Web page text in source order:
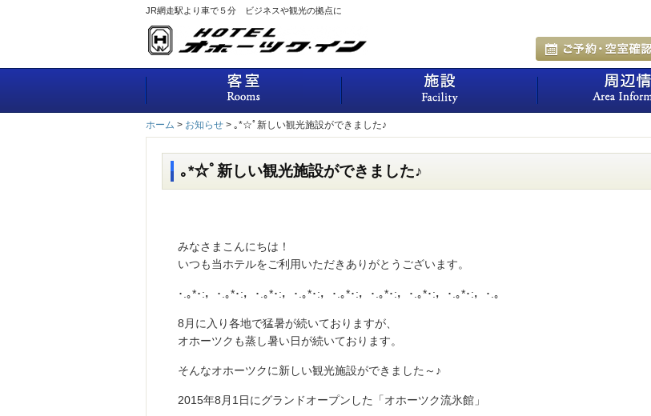
JR網走駅より車で５分 ビジネスや観光の拠点に
客室 施設
ホーム > お知らせ > ｡*☆ﾟ新しい観光施設ができました♪
｡*☆ﾟ新しい観光施設ができました♪
みなさまこんにちは！
いつも当ホテルをご利用いただきありがとうございます。
･.｡*･:，･.｡*･:，･.｡*･:，･.｡*･:，･.｡*･:，･.｡*･:，･.｡*･:，･.｡*･:，･.｡
8月に入り各地で猛暑が続いておりますが、
オホーツクも蒸し暑い日が続いております。
そんなオホーツクに新しい観光施設ができました～♪
2015年8月1日にグランドオープンした「オホーツク流氷館」